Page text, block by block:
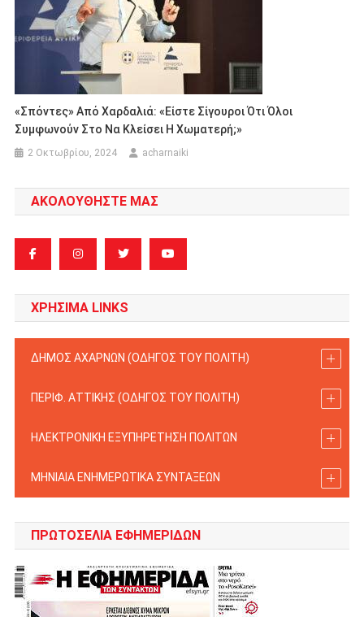
«Σπόντες» Από Χαρδαλιά: «Είστε Σίγουροι Ότι Όλοι
Συμφωνούν Στο Να Κλείσει Η Χωματερή;»
2 Οκτωβρίου, 2024 acharnaiki
ΑΚΟΛΟΥΘΗΣΤΕ ΜΑΣ
ΧΡΗΣΙΜΑ LINKS
ΔΗΜΟΣ ΑΧΑΡΝΩΝ (ΟΔΗΓΟΣ TOY ΠΟΛΙΤΗ)
ΠΕΡΙΦ. ΑΤΤΙΚΗΣ (ΟΔΗΓΟΣ TOY ΠΟΛΙΤΗ)
ΗΛΕΚΤΡΟΝΙΚΗ ΕΞΥΠΗΡΕΤΗΣΗ ΠΟΛΙΤΩΝ
ΜΗΝΙΑΙΑ ΕΝΗΜΕΡΩΤΙΚΑ ΣΥΝΤΑΞΕΩΝ
ΠΡΩΤΟΣΈΛΙΑ ΕΦΗΜΕΡΊΔΩΝ